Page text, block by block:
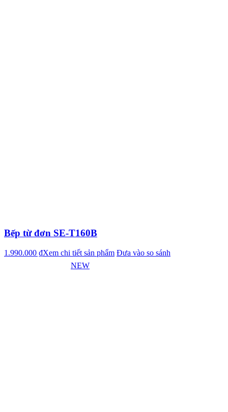
Bếp từ đơn SE-T160B
1.990.000 ₫Xem chi tiết sản phẩm Đưa vào so sánh
NEW